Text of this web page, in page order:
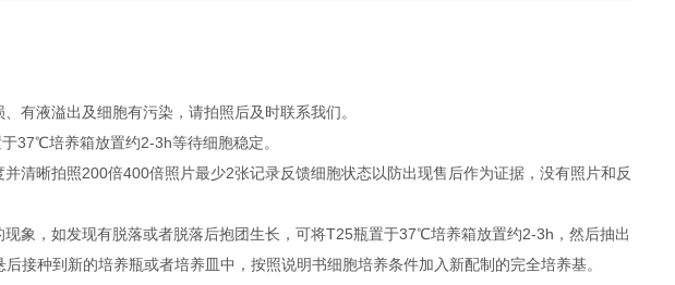
有液溢出及细胞有污染，请拍照后及时联系我们。
37℃培养箱放置约2-3h等待细胞稳定。
清晰拍照200倍400倍照片最少2张记录反馈细胞状态以防出现售后作为证据，没有照片和反
象，如发现有脱落或者脱落后抱团生长，可将T25瓶置于37℃培养箱放置约2-3h，然后抽出
接种到新的培养瓶或者培养皿中，按照说明书细胞培养条件加入新配制的完全培养基。